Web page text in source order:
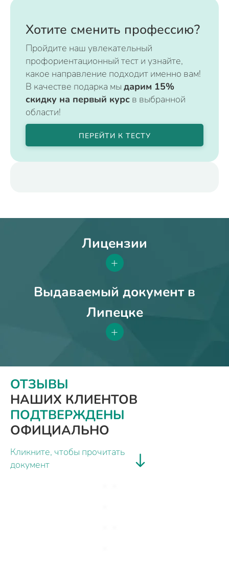
Хотите сменить профессию?
Пройдите наш увлекательный
профориентационный тест и узнайте,
какое направление подходит именно вам!
В качестве подарка мы дарим 15%
скидку на первый курс в выбранной
области!
ПЕРЕЙТИ К ТЕСТУ
Лицензии
+
Выдаваемый документ в
Липецке
+
ОТЗЫВЫ
НАШИХ КЛИЕНТОВ
ПОДТВЕРЖДЕНЫ
ОФИЦИАЛЬНО
Кликните, чтобы прочитать
документ